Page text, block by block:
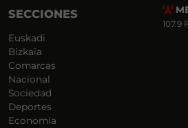
SECCIONES
Euskadi
Bizkaia
Comarcas
Nacional
Sociedad
Deportes
Economía
107.9